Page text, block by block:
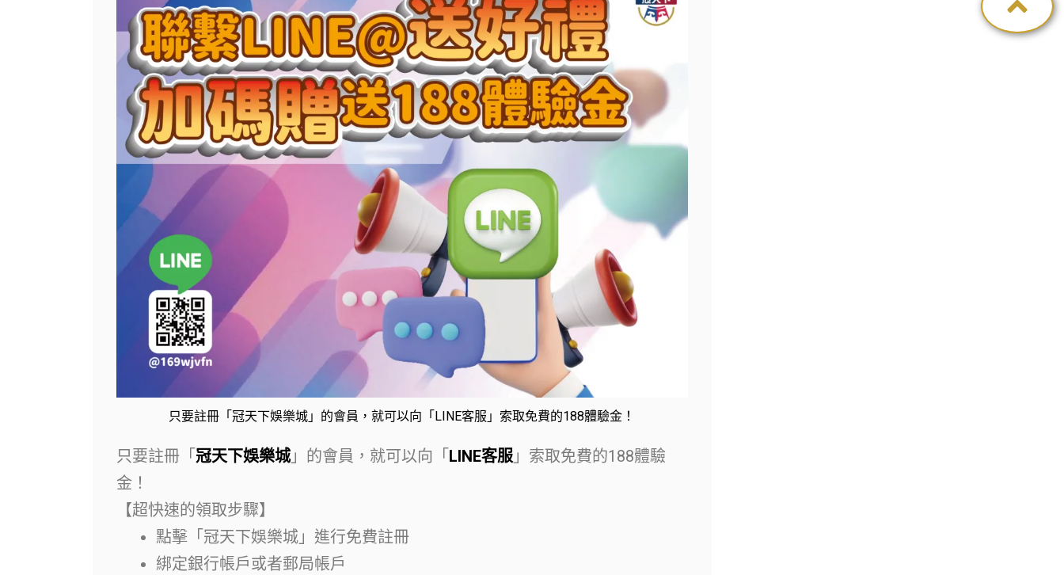
只要註冊「冠天下娛樂城」的會員，就可以向「LINE客服」索取免費的188體驗金！
只要註冊「 冠天下娛樂城」的會員，就可以向「 LINE客服 」索取免費的188體驗
金！
【超快速的領取步驟】
點擊「冠天下娛樂城」進行免費註冊
綁定銀行帳戶或者郵局帳戶